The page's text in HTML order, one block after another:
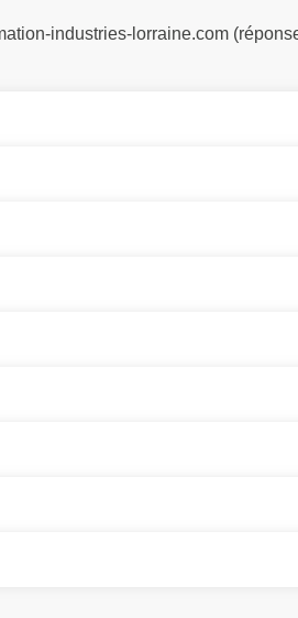
industries-lorraine.com